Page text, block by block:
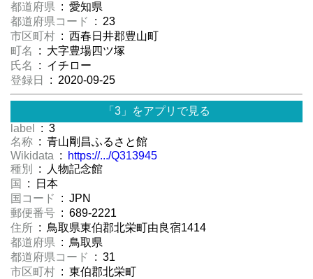
都道府県 : 愛知県
都道府県コード
: 23
市区町村 : 西春日井郡豊山町
町名
: 大字豊場四ツ塚
氏名
: イチロー
登録日
: 2020-09-25
「3」をアプリで見る
label
: 3
名称 : 青山剛昌ふるさと館
Wikidata :
https://.../Q313945
種別
: 人物記念館
国
: 日本
国コード
: JPN
郵便番号 : 689-2221
住所 : 鳥取県東伯郡北栄町由良宿1414
都道府県 : 鳥取県
都道府県コード
: 31
市区町村 : 東伯郡北栄町